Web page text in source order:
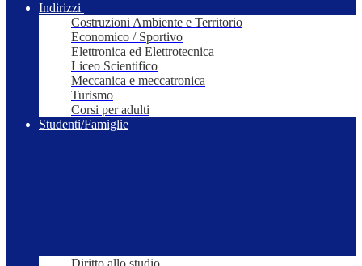
Indirizzi
Costruzioni Ambiente e Territorio
Economico / Sportivo
Elettronica ed Elettrotecnica
Liceo Scientifico
Meccanica e meccatronica
Turismo
Corsi per adulti
Studenti/Famiglie